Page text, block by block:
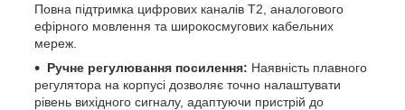
Повна підтримка цифрових каналів T2, аналогового
ефірного мовлення та широкосмугових кабельних
мереж.
Ручне регулювання посилення: Наявність плавного
регулятора на корпусі дозволяє точно налаштувати
рівень вихідного сигналу, адаптуючи пристрій до